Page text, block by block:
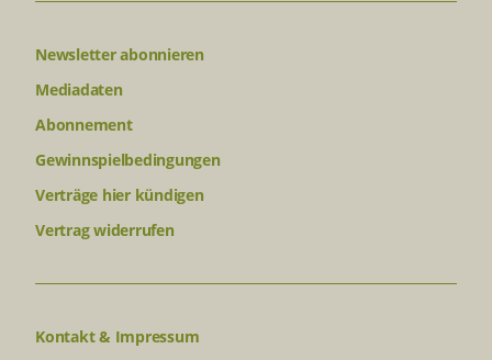
Newsletter abonnieren
Mediadaten
Abonnement
Gewinnspielbedingungen
Verträge hier kündigen
Vertrag widerrufen
Kontakt & Impressum